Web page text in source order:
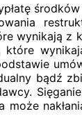
wynikają z
bądź